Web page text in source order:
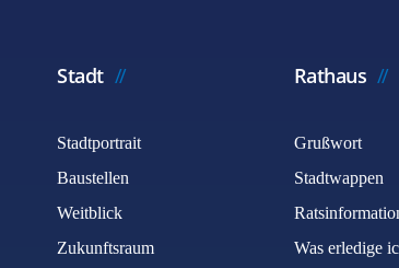
Stadt
Stadtportrait
Baustellen
Weitblick
Zukunftsraum
Rathaus
Grußwort
Stadtwappen
Was erledige